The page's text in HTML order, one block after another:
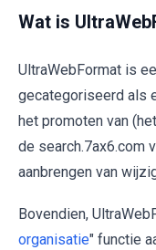
Wat is
UltraWebFormat is
gecategoriseerd als
het promoten van
de search.7ax6.com
aanbrengen van
Bovendien,
organisatie" functie